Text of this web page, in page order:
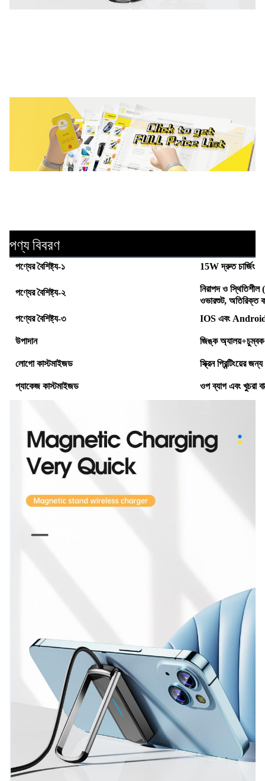
পণ্য বিবরণ
পণ্যের বৈশিষ্ট্য-১ 15W দ্রুত চার্জিং
পণ্যের বৈশিষ্ট্য-২
নিরাপদ ও স্থিতিশীল
ওভারশুট, অতিরিক্ত
পণ্যের বৈশিষ্ট্য-৩
IOS এবং Android
উপাদান জিঙ্ক
লোগো কাস্টমাইজড স্ক্রিন প্রিন্টিংয়ের
প্যাকেজ কাস্টমাইজড ওপ ব্যাগ এবং খুচরা